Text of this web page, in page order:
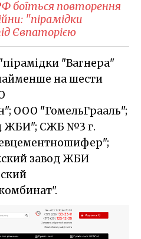
боїться повторення
"пірамідки
Євпаторією
"Вагнера"
на шести
ООО "ГомельГрааль";
ЖБИ"; СЖБ №3 г.
завод ЖБИ